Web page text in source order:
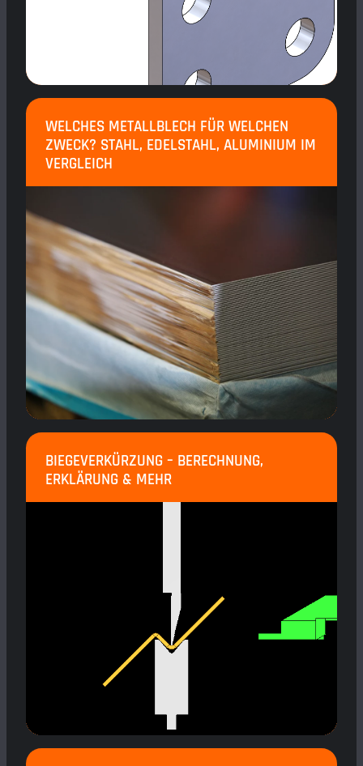
WELCHES METALLBLECH FÜR WELCHEN
ZWECK? STAHL, EDELSTAHL, ALUMINIUM IM
VERGLEICH
BIEGEVERKÜRZUNG – BERECHNUNG,
ERKLÄRUNG & MEHR